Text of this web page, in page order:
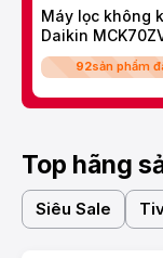
Máy lọc không
Daikin
92sản phẩm
Top hãng
Siêu Sale